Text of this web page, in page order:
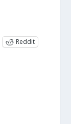
Reddit